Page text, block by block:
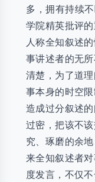
多，拥有持续
学院精英批评
人称全知叙述
事讲述者的无
清楚，为了道
事本身的时空
造成过分叙述
过密，把该不
究、琢磨的余
来全知叙述者
度发言，不仅